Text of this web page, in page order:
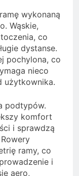
wykonaną
Wąskie,
co
dystanse.
pochylona, co
nieco
użytkownika.
podtypów.
komfort
i sprawdzą
ramy, co
i
aero,